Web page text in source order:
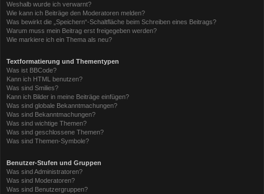
Weshalb wurde ich verwarnt?
Wie kann ich Beiträge den Moderatoren melden?
Was bewirkt die „Speichern“-Schaltfläche beim Schreiben eines Beitrags?
Warum muss mein Beitrag erst freigegeben werden?
Wie markiere ich ein Thema als neu?
Textformatierung und Thementypen
Was ist BBCode?
Kann ich HTML benutzen?
Was sind Smilies?
Kann ich Bilder in meine Beiträge einfügen?
Was sind globale Bekanntmachungen?
Was sind Bekanntmachungen?
Was sind wichtige Themen?
Was sind geschlossene Themen?
Was sind Themen-Symbole?
Benutzer-Stufen und Gruppen
Was sind Administratoren?
Was sind Moderatoren?
Was sind Benutzergruppen?